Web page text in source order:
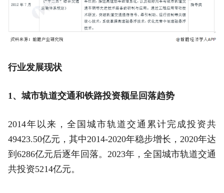
行业发展现状
1、城市轨道交通和铁路投资额呈回落趋势
2014年以来，全国城市轨道交通累计完成投资共
49423.50亿元，其中2014-2020年稳步增长，2020年达
到6286亿元后逐年回落。2023年，全国城市轨道交通
共投资5214亿元。